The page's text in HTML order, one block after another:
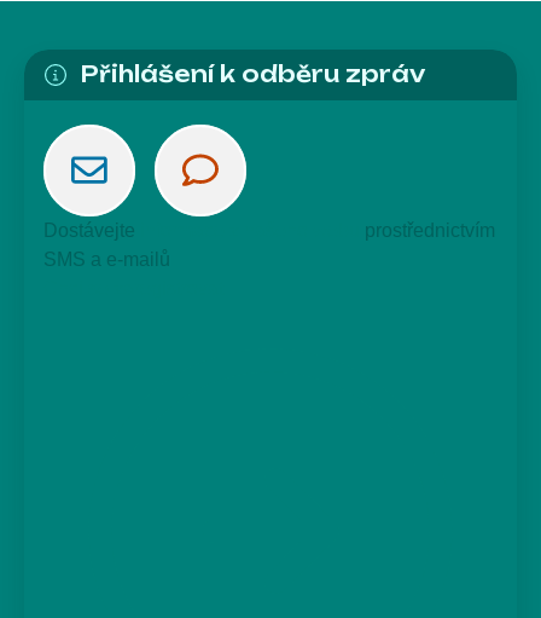
Přihlášení k odběru zpráv
Dostávejte
prostřednictvím
SMS a e-mailů